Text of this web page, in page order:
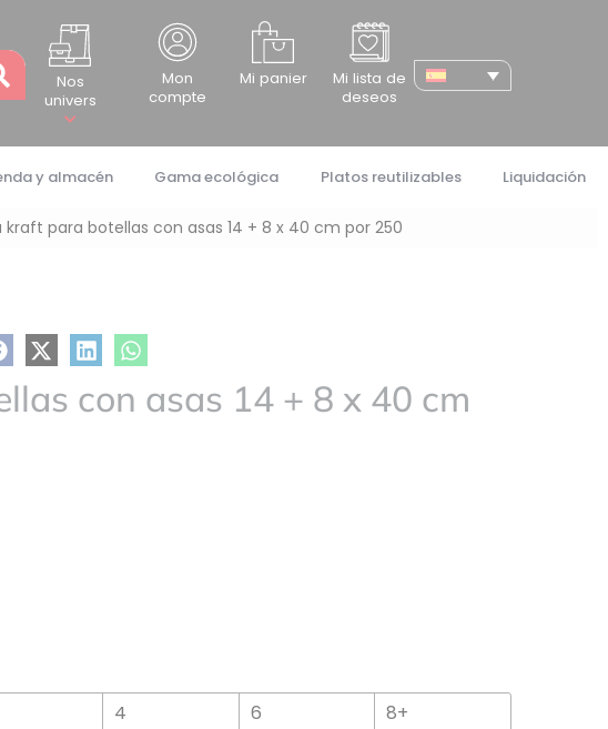
Rechercher
Nos
univers
Mon
compte
Mi panier
Mi lista de
deseos
y almacén Gama ecológica Platos reutilizables Liquidación
kraft para botellas con asas 14 + 8 x 40 cm por 250
con asas 14 + 8 x 40 cm
4
6
8+